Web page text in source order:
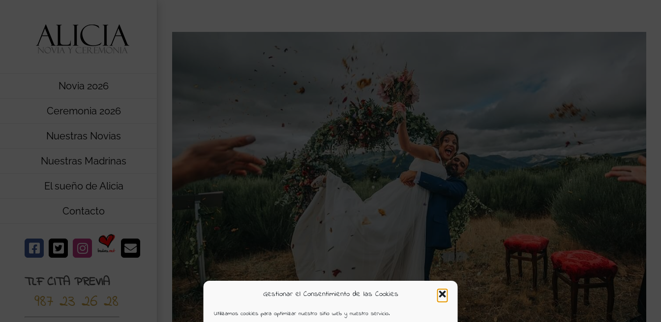
Gestionar el Consentimiento de las Cookies
Utilizamos cookies para optimizar nuestro sitio web y nuestro servicio.
Novia 2026
Ceremonia 2026
Nuestras Novias
Nuestras Madrinas
El sueño de Alicia
Contacto
Facebook
X Instagram
Bodas.net
Correo
electrónico
TLF CITA PREVIA
987 23 26 28